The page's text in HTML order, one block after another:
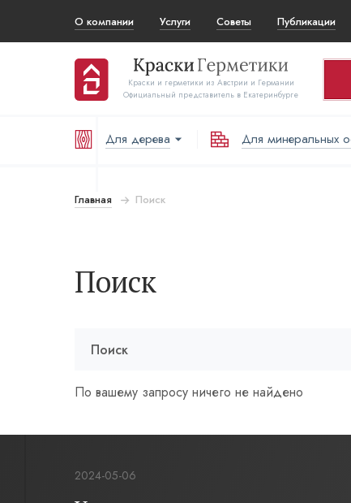
О компании Услуги Советы Публикации
Краски и герметики из Австрии и Германии
Официальный представитель в Екатеринбурге
Для дерева Для минеральных
Главная Поиск
Поиск
По вашему запросу ничего не найдено
2024-05-06